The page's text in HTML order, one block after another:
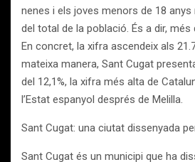
nenes i els joves menors de 18 anys
del total de la població. És a dir, més
En concret, la xifra ascendeix als
mateixa manera, Sant Cugat
del 12,1%, la xifra més alta de
l’Estat espanyol després de Melilla.
Sant Cugat: una ciutat dissenyada
Sant Cugat és un municipi que ha